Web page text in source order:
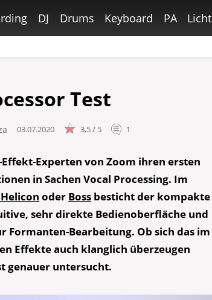
DJ Drums Keyboard PA Licht
Test
03.07.2020 3,5 / 5 1
Experten von Zoom ihren ersten
in Sachen Vocal Processing. Im
Helicon oder Boss besticht der kompakte
sehr direkte Bedienoberfläche und
Formanten-Bearbeitung. Ob sich das im
Effekte auch klanglich überzeugen
genauer untersucht.